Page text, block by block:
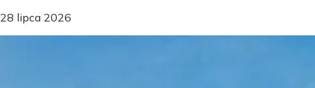
28 lipca 2026